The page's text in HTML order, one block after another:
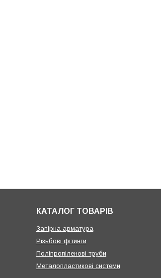
КАТАЛОГ ТОВАРІВ
Запірна арматура
Різьбові фітинги
Поліпропіленові труби
Металопластикові системи